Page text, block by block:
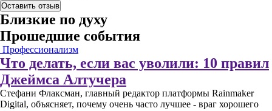
Оставить отзыв
Близкие по духу
Прошедшие события
Профессионализм
Что делать, если вас уволили: 10 правил
Джеймса Алтучера
Стефани Флаксман, главный редактор платформы Rainmaker
Digital, объясняет, почему очень часто лучшее - враг хорошего